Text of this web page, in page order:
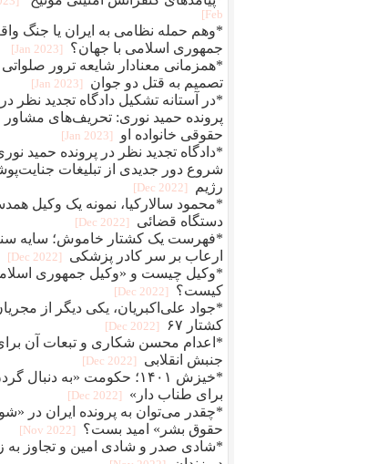
Feb]
*وهم حمله نظامی به ایران یا جنگ
جمهوری اسلامی با جهان؟
[2023 Jan]
*همزمانی معنادار شایعه ترور صلواتی
تصمیم به قتل دو جوان
[2023 Jan]
*در آستانه تشکیل دادگاه تجدید نظر در
پرونده حمید نوری: تحریف‌های مشاور
حقوقی خانواده او
[2023 Jan]
*دادگاه تجدید نظر در پرونده حمید
شروع دور جدیدی از تبلیغات
رژیم
[2022 Dec]
*محمود سالارکیا، نمونه یک وکیل
دستگاه قضائی
[2022 Dec]
*فهرست یک کشتار خاموش؛ سایه
ارعاب بر سر کادر پزشکی
[2022 Dec]
*وکیل چیست و «وکیل جمهوری
کیست؟
[2022 Dec]
*جواد علی‌اکبریان، یکی دیگر از
کشتار ۶۷
[2022 Dec]
*اعدام محسن شکاری و تبعات آن
جنبش انقلابی
[2022 Dec]
*خیزش ۱۴۰۱؛ حکومت «به دنبال
برای طناب دار»
[2022 Dec]
*چقدر می‌توان به پرونده ایران در
حقوق بشر» امید بست؟
[2022 Nov]
*شادی صدر و شادی امین و تجاوز به